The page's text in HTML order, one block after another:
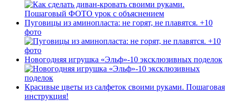
Пуговицы из аминопласта: не горят, не плавятся. +10
фото
Новогодняя игрушка «Эльф»-10 эксклюзивных поделок
Красивые цветы из салфеток своими руками. Пошаговая
инструкция!